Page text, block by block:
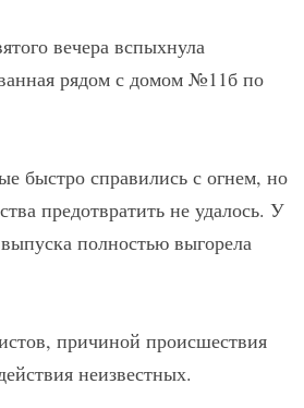
вечера вспыхнула
рядом с домом №11б по
быстро справились с огнем, но
предотвратить не удалось. У
полностью выгорела
причиной происшествия
неизвестных.